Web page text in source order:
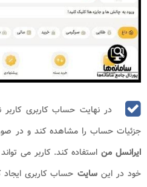
در نهایت حساب کاربری
جزئیات حساب را مشاهده کند و در
ایرانسل من استفاده کند. کاربر می
خود در اینسایت حساب کاربری ایجاد